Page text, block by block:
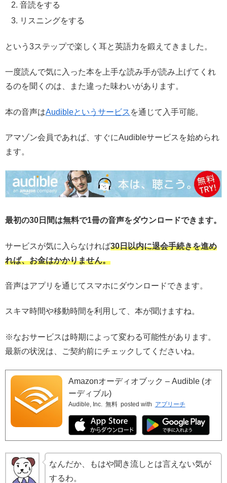
音読をする
リスニングをする
という3ステップで楽しく耳と英語力を鍛えてきました。
一度読んで気に入った本を上手な読み手が読み上げてくれ
るのを聞くのは、また違った味わいがあります。
本の音声はAudibleというサービス を通じて入手可能。
アマゾン会員であれば、すぐにAudibleサービスを始められ
ます。
最初の30日間は無料で1冊の音声をダウンロードできます。
サービスが気に入らなければ30日以内に退会手続きを進め
れば、お金はかかりません。
音声はアプリを通じてスマホにダウンロードできます。
スキマ時間や移動時間を利用して、本が聞けますね。
※なおサービスは時期によって変わる可能性があります。
最新の状況は、ご契約前にチェックしてくださいね。
Amazonオーディオブック – Audible (オ
ーディブル)
Audible, Inc. 無料 posted with アプリーチ
なんだか、もはや聞き流しとは言えない気が
するわ。